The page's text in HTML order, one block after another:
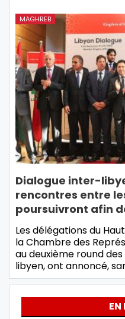
MAGHREB
Dialogue inter-
rencontres entre
poursuivront afin
Les délégations du
la Chambre des
au deuxième round
libyen, ont annoncé,
EN